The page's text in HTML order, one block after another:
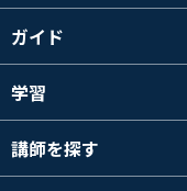
ガイド
学習
講師を探す